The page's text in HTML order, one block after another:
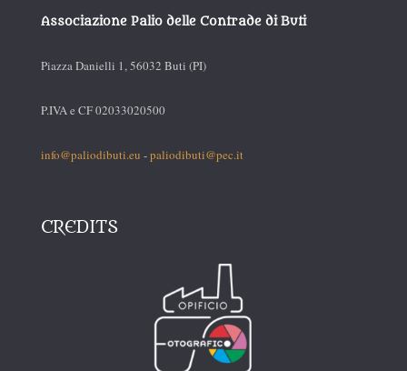
Associazione Palio delle Contrade di Buti
Piazza Danielli 1, 56032 Buti (PI)
P.IVA e CF 02033020500
info@paliodibuti.eu -paliodibuti@pec.it
CREDITS